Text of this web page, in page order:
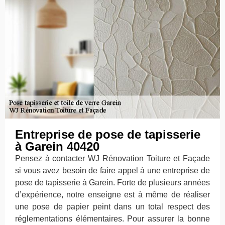
Entreprise de pose de tapisserie
à Garein 40420
Pensez à contacter WJ Rénovation Toiture et Façade
si vous avez besoin de faire appel à une entreprise de
pose de tapisserie à Garein. Forte de plusieurs années
d’expérience, notre enseigne est à même de réaliser
une pose de papier peint dans un total respect des
réglementations élémentaires. Pour assurer la bonne